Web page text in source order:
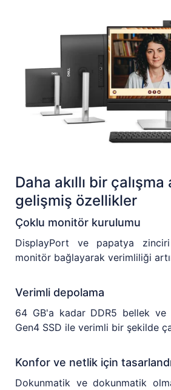
Daha akıllı bir çalışma
gelişmiş özellikler
Çoklu monitör kurulumu
DisplayPort ve papatya
monitör bağlayarak verimliliği
Verimli depolama
64 GB'a kadar DDR5 bellek
Gen4 SSD ile verimli bir şekilde
Konfor ve netlik için
Dokunmatik ve dokunmatik